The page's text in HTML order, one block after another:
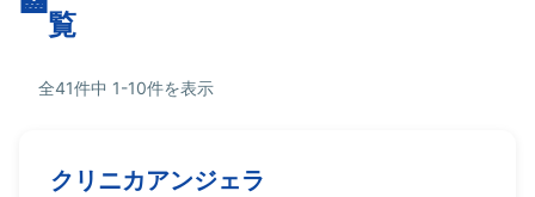
覧
全41件中 1-10件を表示
クリニカアンジェラ